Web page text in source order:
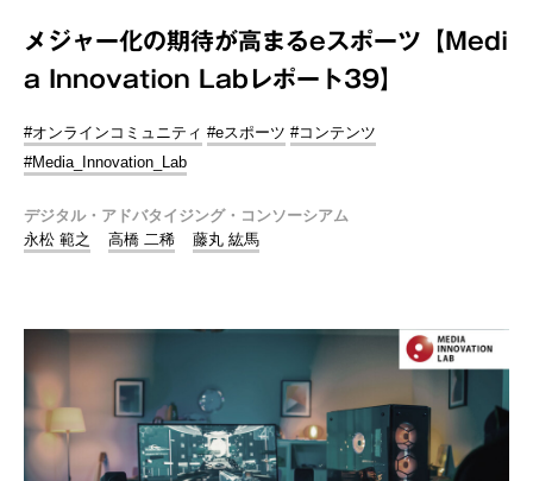
メジャー化の期待が高まるeスポーツ【Medi
a Innovation Labレポート39】
#オンラインコミュニティ #eスポーツ #コンテンツ
#Media_Innovation_Lab
デジタル・アドバタイジング・コンソーシアム
永松 範之
高橋 二稀 藤丸 紘馬